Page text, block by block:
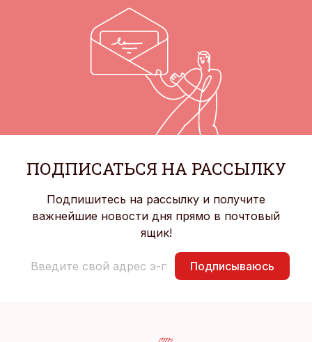
ПОДПИСАТЬСЯ НА РАССЫЛКУ
Подпишитесь на рассылку и получите
важнейшие новости дня прямо в почтовый
ящик!
Подписываюсь